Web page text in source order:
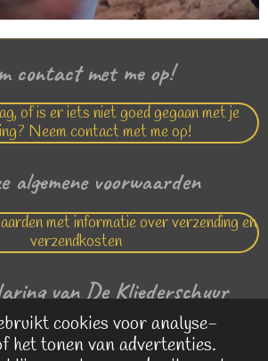
cookies voor analyse-
het tonen van advertenties.
contact met me op!
of is er iets niet goed gegaan met je
Neem contact met me op!
algemene voorwaarden
met informatie over verzending en
verzendkosten
van De Kliederschuur
verklaring van De Kliederschuur